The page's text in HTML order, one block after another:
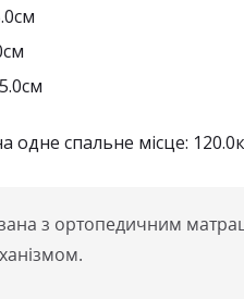
одне спальне місце:
з ортопедичним